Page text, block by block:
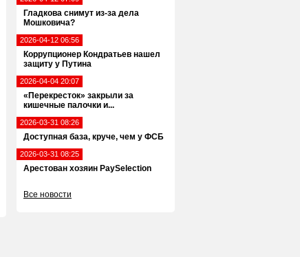
Гладкова снимут из-за дела
Мошковича?
2026-04-12 06:56
Коррупционер Кондратьев нашел
защиту у Путина
2026-04-04 20:07
«Перекресток» закрыли за
кишечные палочки и...
2026-03-31 08:26
Доступная база, круче, чем у ФСБ
2026-03-31 08:25
Арестован хозяин PaySelection
Все новости